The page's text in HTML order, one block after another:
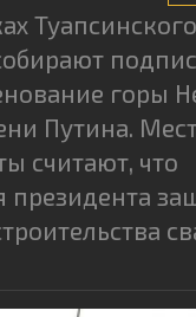
Туапсинского
горы
Путина.
считают, что
президента